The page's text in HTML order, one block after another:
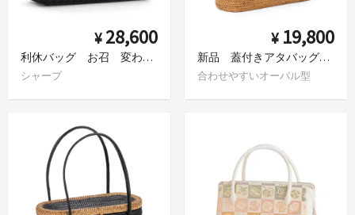
¥ 28,600
利休バッグ お召 変わり市松
シャープ
¥ 19,800
新品 蓋付きアタバッグ ツートンカラー ブラウン
合わせやすいオーバル型